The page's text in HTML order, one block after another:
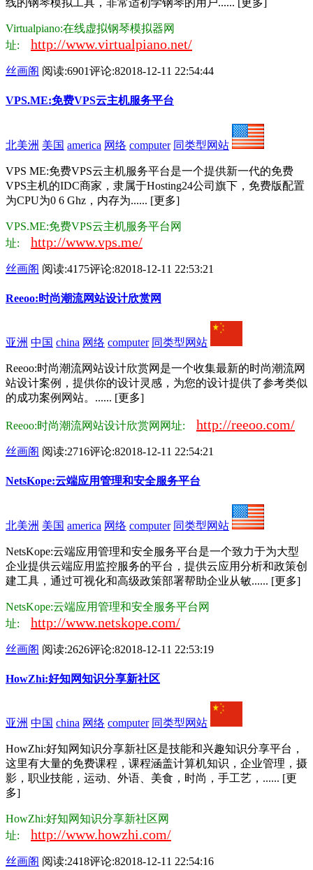
线的钢琴模拟工具，非常适初学钢琴的用户...... [更多]
Virtualpiano:在线虚拟钢琴模拟器网
址: http://www.virtualpiano.net/
丝画阁 阅读:6901评论:82018-12-11 22:54:44
VPS.ME:免费VPS云主机服务平台
北美洲 美国 america 网络 computer 同类型网站
VPS ME:免费VPS云主机服务平台是一个提供新一代的免费
VPS主机的IDC商家，隶属于Hosting24公司旗下，免费版配置
为CPU为0 6 Ghz，内存为...... [更多]
VPS.ME:免费VPS云主机服务平台网
址: http://www.vps.me/
丝画阁 阅读:4175评论:82018-12-11 22:53:21
Reeoo:时尚潮流网站设计欣赏网
亚洲 中国 china 网络 computer 同类型网站
Reeoo:时尚潮流网站设计欣赏网是一个收集最新的时尚潮流网
站设计案例，提供你的设计灵感，为您的设计提供了参考类似
的成功案例网站。...... [更多]
Reeoo:时尚潮流网站设计欣赏网网址: http://reeoo.com/
丝画阁 阅读:2716评论:82018-12-11 22:54:21
NetsKope:云端应用管理和安全服务平台
北美洲 美国 america 网络 computer 同类型网站
NetsKope:云端应用管理和安全服务平台是一个致力于为大型
企业提供云端应用监控服务的平台，提供云应用分析和政策创
建工具，通过可视化和高级政策部署帮助企业从敏...... [更多]
NetsKope:云端应用管理和安全服务平台网
址: http://www.netskope.com/
丝画阁 阅读:2626评论:82018-12-11 22:53:19
HowZhi:好知网知识分享新社区
亚洲 中国 china 网络 computer 同类型网站
HowZhi:好知网知识分享新社区是技能和兴趣知识分享平台，
这里有大量的免费课程，课程涵盖计算机知识，企业管理，摄
影，职业技能，运动、外语、美食，时尚，手工艺，...... [更
多]
HowZhi:好知网知识分享新社区网
址: http://www.howzhi.com/
丝画阁 阅读:2418评论:82018-12-11 22:54:16